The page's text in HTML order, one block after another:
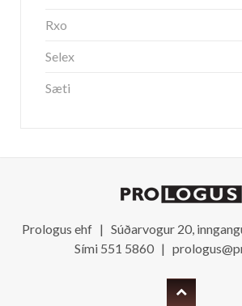
Rxo
Selex
Sæti
Prologus ehf | Súðarvogur 20,
Sími 551 5860 |